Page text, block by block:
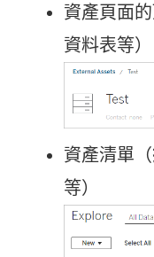
資產頁面
資料表等）
資產清單（
等）